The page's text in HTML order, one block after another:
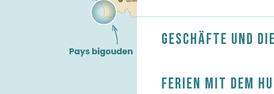
Geschäfte und
Ferien mit dem